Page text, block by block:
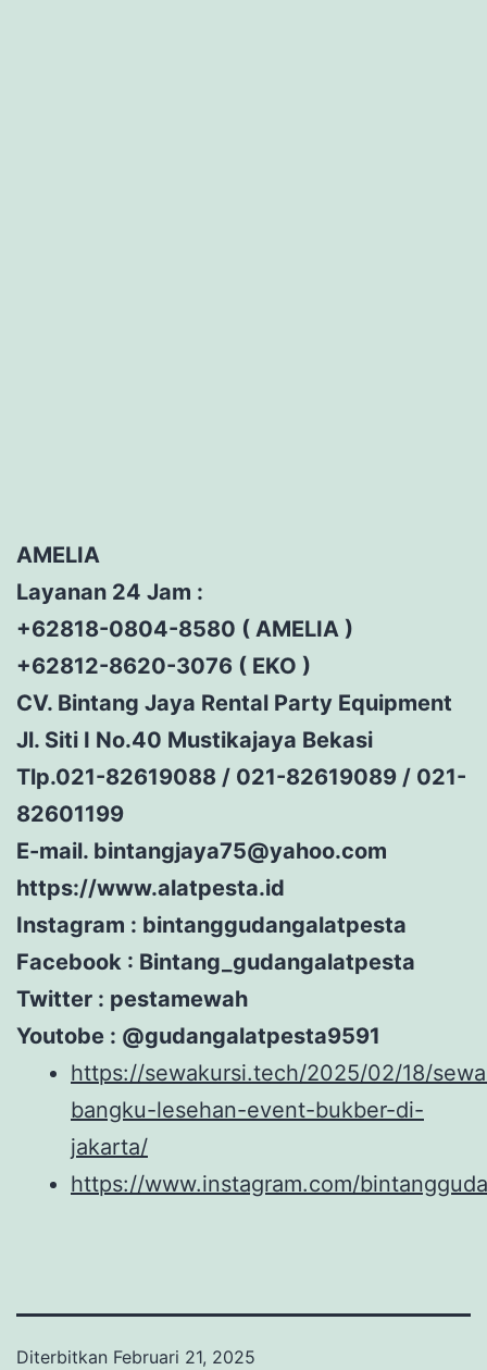
AMELIA
Layanan 24 Jam :
+62818-0804-8580 ( AMELIA )
+62812-8620-3076 ( EKO )
CV. Bintang Jaya Rental Party Equipment
Jl. Siti I No.40 Mustikajaya Bekasi
Tlp.021-82619088 / 021-82619089 / 021-
82601199
E-mail. bintangjaya75@yahoo.com
https://www.alatpesta.id
Instagram : bintanggudangalatpesta
Facebook : Bintang_gudangalatpesta
Twitter : pestamewah
Youtobe : @gudangalatpesta9591
https://sewakursi.tech/2025/02/18/
bangku-lesehan-event-bukber-di-
jakarta/
https://www.instagram.com/
Diterbitkan Februari 21, 2025